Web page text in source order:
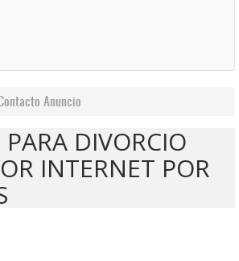
Anuncio
DIVORCIO
INTERNET POR